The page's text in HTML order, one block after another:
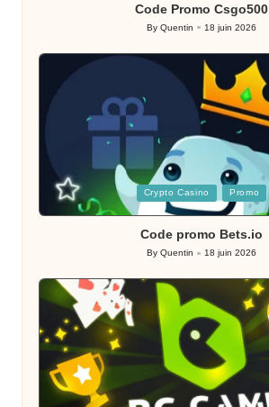
Code Promo Csgo500
Posted
By Quentin 18 juin 2026
Posted
Crypto Casino Promo
Code promo Bets.io
Posted
By Quentin 18 juin 2026